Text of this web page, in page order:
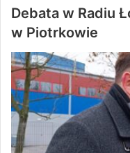
Debata w Radiu
w Piotrkowie